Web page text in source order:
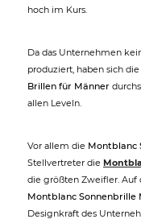
hoch im Kurs.
Da das Unternehmen
produziert, haben sich die
Brillen für Männer
allen Leveln.
Vor allem die Montblanc
Stellvertreter die
die größten Zweifler. Auf
Montblanc Sonnenbrille
Designkraft des